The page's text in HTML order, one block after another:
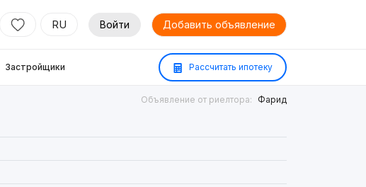
RU Войти Добавить объявление
Застройщики Рассчитать ипотеку
Объявление от риелтора: Фарид